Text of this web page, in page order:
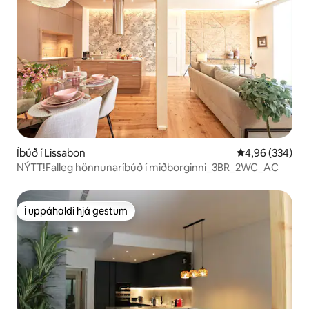
Íbúð í Lissabon 4,96 af 5 í
4,96 (334)
NÝTT!Falleg hönnunaríbúð í miðborginni_3BR_2WC_AC
Í uppáhaldi hjá gestum
Í uppáhaldi hjá gestum